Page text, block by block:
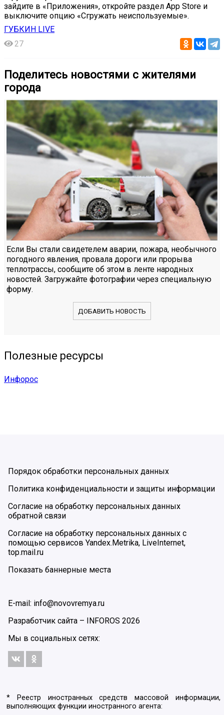
зайдите в «Приложения», откройте раздел App Store и
выключите опцию «Сгружать неиспользуемые».
ГУБКИН LIVE
27
Поделитесь новостями с жителями
города
Если Вы стали свидетелем аварии, пожара, необычного
погодного явления, провала дороги или прорыва
теплотрассы, сообщите об этом в ленте народных
новостей. Загружайте фотографии через специальную
форму.
ДОБАВИТЬ НОВОСТЬ
Полезные ресурсы
Инфорос
Порядок обработки персональных данных
Политика конфиденциальности и защиты информации
Согласие на обработку персональных данных
обратной связи
Согласие на обработку персональных данных с
помощью сервисов Yandex.Metrika, LiveInternet,
top.mail.ru
Показать баннерные места
E-mail: info@novovremya.ru
Разработчик сайта – INFOROS 2026
Мы в социальных сетях:
* Реестр иностранных средств массовой информации,
выполняющих функции иностранного агента: